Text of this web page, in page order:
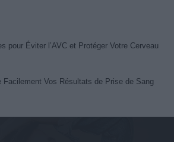
pour Éviter l’AVC et Protéger Votre Cerveau
Facilement Vos Résultats de Prise de Sang